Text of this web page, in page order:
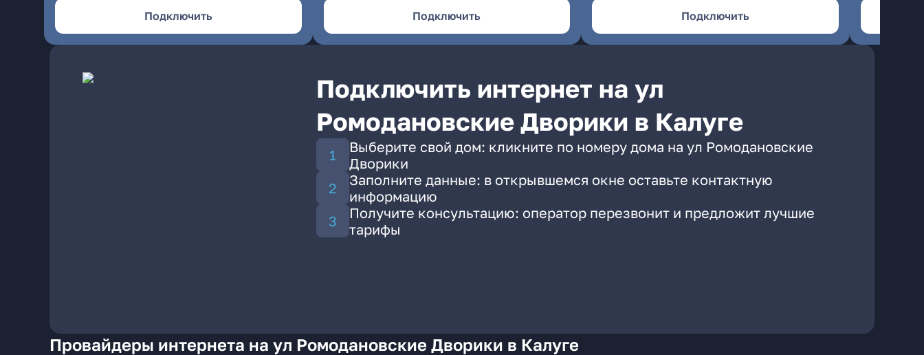
Подключить Подключить Подключить
Подключить интернет на ул
Ромодановские Дворики в Калуге
Выберите свой дом: кликните по номеру дома на ул Ромодановские
Дворики
Заполните данные: в открывшемся окне оставьте контактную
информацию
Получите консультацию: оператор перезвонит и предложит лучшие
тарифы
Провайдеры интернета на ул Ромодановские Дворики в Калуге